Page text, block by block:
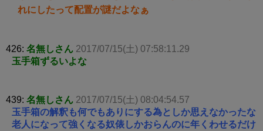
れにしたって配置が謎だよなぁ
426: 名無しさん 2017/07/15(土) 07:58:11.29
玉手箱ずるいよな
439: 名無しさん 2017/07/15(土) 08:04:54.57
玉手箱の解釈も何でもありにする為としか思えなかったな
老人になって強くなる奴俵しかおらんのに年くわせるだけ